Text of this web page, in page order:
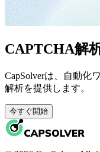
CAPTCHA解
CapSolverは、自動化
解析を提供します。
今すぐ開始